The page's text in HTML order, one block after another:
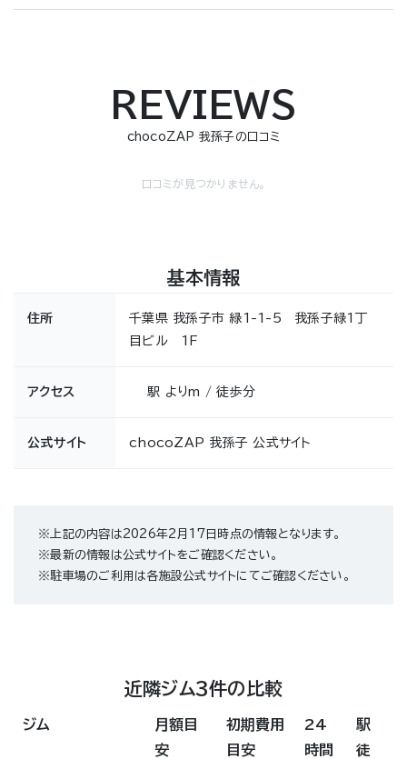
REVIEWS
chocoZAP 我孫子の口コミ
口コミが見つかりません。
基本情報
住所
千葉県 我孫子市 緑1-1-5 我孫子緑1丁
目ビル 1F
アクセス 駅 よりm / 徒歩分
公式サイト chocoZAP 我孫子 公式サイト
※上記の内容は2026年2月17日時点の情報となります。
※最新の情報は公式サイトをご確認ください。
※駐車場のご利用は各施設公式サイトにてご確認ください。
近隣ジム3件の比較
ジム
月額目
安
初期費用
目安
24
時間
駅
徒